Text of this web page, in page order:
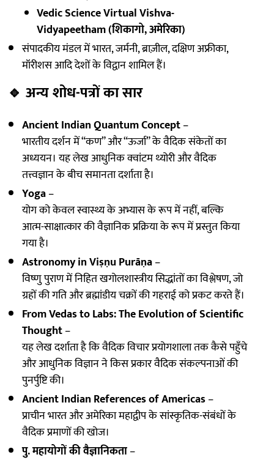
Vedic Science Virtual Vishva-
Vidyapeetham (शिकागो, अमेरिका)
संपादकीय मंडल में भारत, जर्मनी, ब्राज़ील, दक्षिण अफ्रीका,
मॉरीशस आदि देशों के विद्वान शामिल हैं।
🔹 अन्य शोध-पत्रों का सार
Ancient Indian Quantum Concept–
भारतीय दर्शन में “कण” और “ऊर्जा” के वैदिक संकेतों का
अध्ययन। यह लेख आधुनिक क्वांटम थ्योरी और वैदिक
तत्त्वज्ञान के बीच समानता दर्शाता है।
Yoga–
योग को केवल स्वास्थ्य के अभ्यास के रूप में नहीं, बल्कि
आत्म-साक्षात्कार की वैज्ञानिक प्रक्रिया के रूप में प्रस्तुत किया
गया है।
Astronomy in Viṣṇu Purāṇa–
विष्णु पुराण में निहित खगोलशास्त्रीय सिद्धांतों का विश्लेषण, जो
ग्रहों की गति और ब्रह्मांडीय चक्रों की गहराई को प्रकट करते हैं।
From Vedas to Labs: The Evolution of Scientific
Thought–
यह लेख दर्शाता है कि वैदिक विचार प्रयोगशाला तक कैसे पहुँचे
और आधुनिक विज्ञान ने किस प्रकार वैदिक संकल्पनाओं की
पुनर्पुष्टि की।
Ancient Indian References of Americas–
प्राचीन भारत और अमेरिका महाद्वीप के सांस्कृतिक-संबंधों के
वैदिक प्रमाणों की खोज।
पु. महायोगों की वैज्ञानिकता–